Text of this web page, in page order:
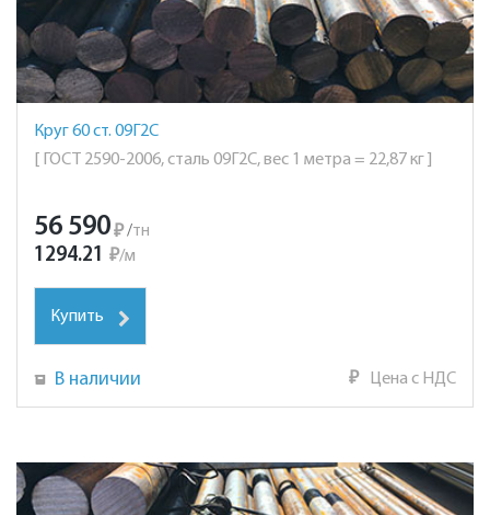
Круг 60 ст. 09Г2С
[ ГОСТ 2590-2006, сталь 09Г2С, вес 1 метра = 22,87 кг ]
56 590₽ /тн
1294.21 ₽/м
Купить
В наличии ₽ Цена с НДС